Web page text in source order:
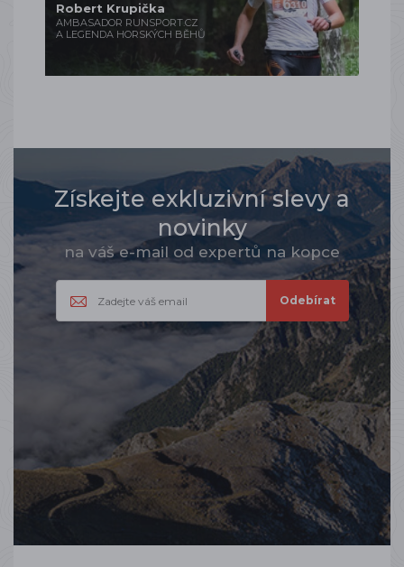
Robert Krupička
AMBASADOR RUNSPORT.CZ
A LEGENDA HORSKÝCH BĚHŮ
Získejte exkluzivní slevy a
novinky
na váš e-mail od expertů na kopce